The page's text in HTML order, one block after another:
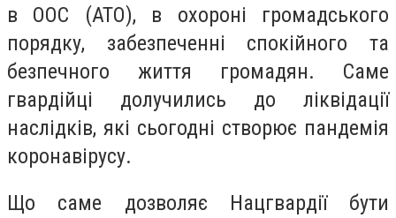
в ООС (АТО), в охороні громадського
порядку, забезпеченні спокійного та
безпечного життя громадян. Саме
гвардійці долучились до ліквідації
наслідків, які сьогодні створює пандемія
коронавірусу.
Що саме дозволяє Нацгвардії бути